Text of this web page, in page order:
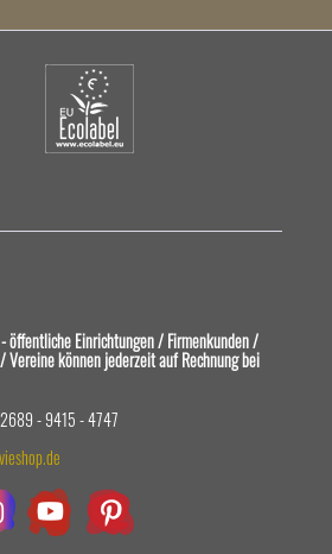
öffentliche Einrichtungen / Firmenkunden /
Vereine können jederzeit auf Rechnung bei
- 9415 - 4747